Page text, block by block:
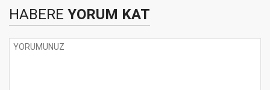
HABERE YORUM KAT